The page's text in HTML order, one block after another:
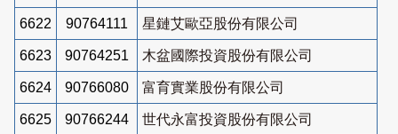
6622 90764111 星鏈艾歐亞股份有限公司
6623 90764251 木盆國際投資股份有限公司
6624 90766080 富育實業股份有限公司
6625 90766244 世代永富投資股份有限公司